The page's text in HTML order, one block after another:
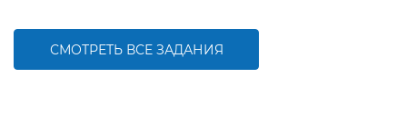
СМОТРЕТЬ ВСЕ ЗАДАНИЯ